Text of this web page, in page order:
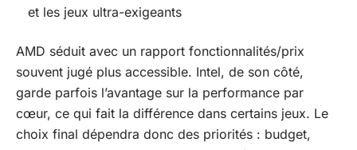
et les jeux ultra-exigeants
AMD séduit avec un rapport fonctionnalités/prix
souvent jugé plus accessible. Intel, de son côté,
garde parfois l’avantage sur la performance par
cœur, ce qui fait la différence dans certains jeux. Le
choix final dépendra donc des priorités : budget,